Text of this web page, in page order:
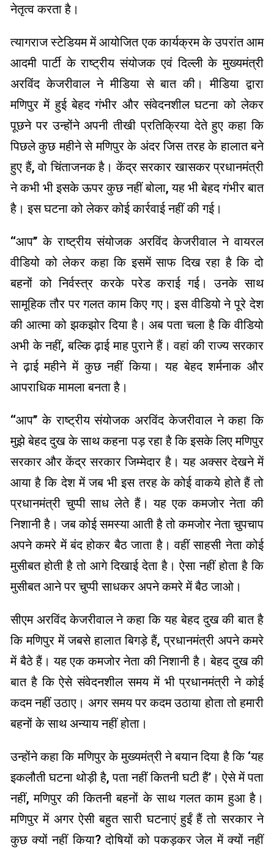
नेतृत्व करता है।
त्यागराज स्टेडियम में आयोजित एक कार्यक्रम के उपरांत आम
आदमी पार्टी के राष्ट्रीय संयोजक एवं दिल्ली के मुख्यमंत्री
अरविंद केजरीवाल ने मीडिया से बात की। मीडिया द्वारा
मणिपुर में हुई बेहद गंभीर और संवेदनशील घटना को लेकर
पूछने पर उन्होंने अपनी तीखी प्रतिक्रिया देते हुए कहा कि
पिछले कुछ महीने से मणिपुर के अंदर जिस तरह के हालात बने
हुए हैं, वो चिंताजनक है। केंद्र सरकार खासकर प्रधानमंत्री
ने कभी भी इसके ऊपर कुछ नहीं बोला, यह भी बेहद गंभीर बात
है। इस घटना को लेकर कोई कार्रवाई नहीं की गई।
‘‘आप’’ के राष्ट्रीय संयोजक अरविंद केजरीवाल ने वायरल
वीडियो को लेकर कहा कि इसमें साफ दिख रहा है कि दो
बहनों को निर्वस्त्र करके परेड कराई गई। उनके साथ
सामूहिक तौर पर गलत काम किए गए। इस वीडियो ने पूरे देश
की आत्मा को झकझोर दिया है। अब पता चला है कि वीडियो
अभी के नहीं, बल्कि ढ़ाई माह पुराने हैं। वहां की राज्य सरकार
ने ढ़ाई महीने में कुछ नहीं किया। यह बेहद शर्मनाक और
आपराधिक मामला बनता है।
‘‘आप’’ के राष्ट्रीय संयोजक अरविंद केजरीवाल ने कहा कि
मुझे बेहद दुख के साथ कहना पड़ रहा है कि इसके लिए मणिपुर
सरकार और केंद्र सरकार जिम्मेदार है। यह अक्सर देखने में
आया है कि देश में जब भी इस तरह के कोई वाकये होते हैं तो
प्रधानमंत्री चुप्पी साध लेते हैं। यह एक कमजोर नेता की
निशानी है। जब कोई समस्या आती है तो कमजोर नेता चुपचाप
अपने कमरे में बंद होकर बैठ जाता है। वहीं साहसी नेता कोई
मुसीबत होती है तो आगे दिखाई देता है। ऐसा नहीं होता है कि
मुसीबत आने पर चुप्पी साधकर अपने कमरे में बैठ जाओ।
सीएम अरविंद केजरीवाल ने कहा कि यह बेहद दुख की बात है
कि मणिपुर में जबसे हालात बिगड़े हैं, प्रधानमंत्री अपने कमरे
में बैठे हैं। यह एक कमजोर नेता की निशानी है। बेहद दुख की
बात है कि ऐसे संवेदनशील समय में भी प्रधानमंत्री ने कोई
कदम नहीं उठाए। अगर समय पर कदम उठाया होता तो हमारी
बहनों के साथ अन्याय नहीं होता।
उन्होंने कहा कि मणिपुर के मुख्यमंत्री ने बयान दिया है कि ‘यह
इकलौती घटना थोड़ी है, पता नहीं कितनी घटी हैं’। ऐसे में पता
नहीं, मणिपुर की कितनी बहनों के साथ गलत काम हुआ है।
मणिपुर में अगर ऐसी बहुत सारी घटनाएं हुईं हैं तो सरकार ने
कुछ क्यों नहीं किया? दोषियों को पकड़कर जेल में क्यों नहीं